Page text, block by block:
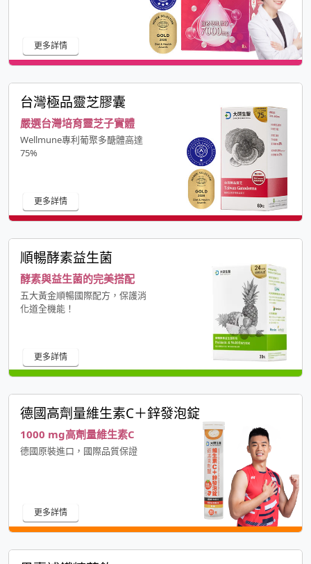
更多詳情
台灣極品靈芝膠囊
嚴選台灣培育靈芝子實體
Wellmune專利葡聚多醣體高達
75%
更多詳情
順暢酵素益生菌
酵素與益生菌的完美搭配
五大黃金順暢國際配方，保護消
化道全機能！
更多詳情
德國高劑量維生素C＋鋅發泡錠
1000 mg高劑量維生素C
德國原裝進口，國際品質保證
更多詳情